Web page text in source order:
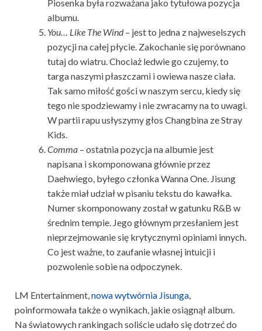
Piosenka była rozważana jako tytułowa pozycja
albumu.
You… Like The Wind– jest to jedna z najweselszych
pozycji na całej płycie. Zakochanie się porównano
tutaj do wiatru. Chociaż ledwie go czujemy, to
targa naszymi płaszczami i owiewa nasze ciała.
Tak samo miłość gości w naszym sercu, kiedy się
tego nie spodziewamy i nie zwracamy na to uwagi.
W partii rapu usłyszymy głos Changbina ze Stray
Kids.
Comma – ostatnia pozycja na albumie jest
napisana i skomponowana głównie przez
Daehwiego, byłego członka Wanna One. Jisung
także miał udział w pisaniu tekstu do kawałka.
Numer skomponowany został w gatunku R&B w
średnim tempie. Jego głównym przesłaniem jest
nieprzejmowanie się krytycznymi opiniami innych.
Co jest ważne, to zaufanie własnej intuicji i
pozwolenie sobie na odpoczynek.
LM Entertainment,nowa wytwórnia Jisunga,
poinformowała także o wynikach, jakie osiągnął album.
Na światowych rankingach soliście udało się dotrzeć do